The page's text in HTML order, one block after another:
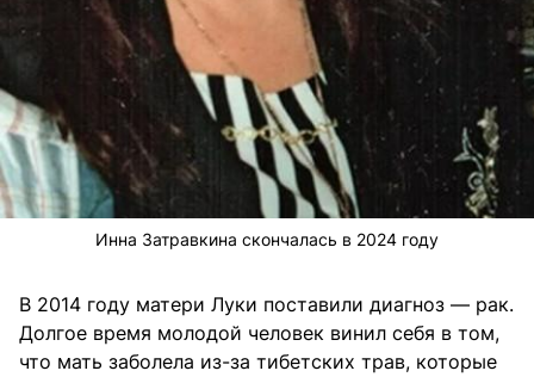
Инна Затравкина скончалась в 2024 году
В 2014 году матери Луки поставили диагноз — рак.
Долгое время молодой человек винил себя в том,
что мать заболела из-за тибетских трав, которые